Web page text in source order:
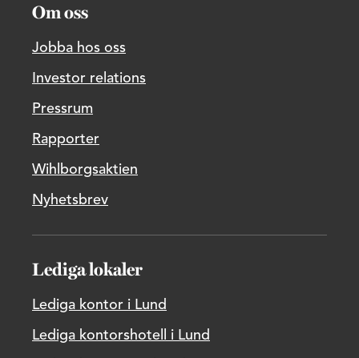
Om oss
Jobba hos oss
Investor relations
Pressrum
Rapporter
Wihlborgsaktien
Nyhetsbrev
Lediga lokaler
Lediga kontor i Lund
Lediga kontorshotell i Lund